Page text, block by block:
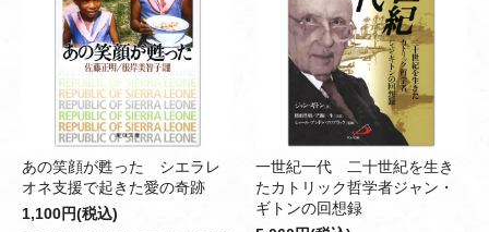
あの笑顔が甦った シエラレ
オネ支援で起きた愛の奇跡
1,100円(税込)
一世紀一代 二十世紀を生き
たカトリック哲学者ジャン・
ギトンの回想録